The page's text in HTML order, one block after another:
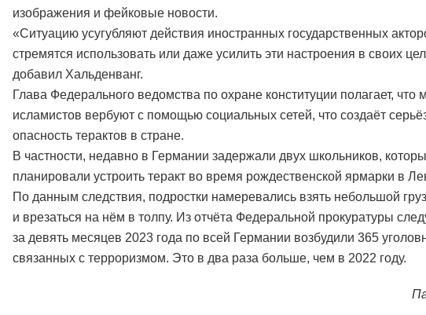
изображения и фейковые новости.
«Ситуацию усугубляют действия иностранных государственных
стремятся использовать или даже усилить эти настроения в своих
добавил Хальденванг.
Глава Федерального ведомства по охране конституции полагает, что
исламистов вербуют с помощью социальных сетей, что создаёт
опасность терактов в стране.
В частности, недавно в Германии задержали двух школьников,
планировали устроить теракт во время рождественской ярмарки в
По данным следствия, подростки намеревались взять небольшой
и врезаться на нём в толпу. Из отчёта Федеральной прокуратуры
за девять месяцев 2023 года по всей Германии возбудили 365
связанных с терроризмом. Это в два раза больше, чем в 2022 году.